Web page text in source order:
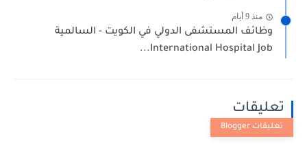
منذ 9 أيام
وظائف المستشفى الدولي في الكويت - السالمية
International Hospital Job...
تعليقات